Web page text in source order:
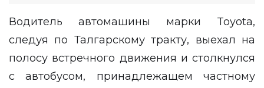
Водитель автомашины марки Toyota,
следуя по Талгарскому тракту, выехал на
полосу встречного движения и столкнулся
с автобусом, принадлежащем частному